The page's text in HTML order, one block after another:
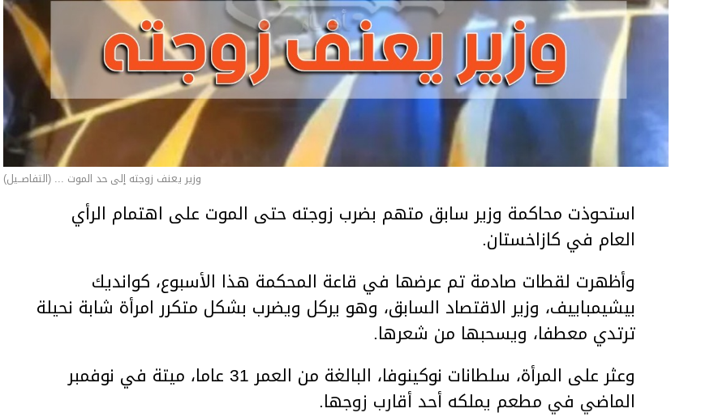
وزير يعنف زوجته إلى حد الموت ... (التفاصــيل)
استحوذت محاكمة وزير سابق متهم بضرب زوجته حتى الموت على اهتمام الرأي
العام في كازاخستان.
وأظهرت لقطات صادمة تم عرضها في قاعة المحكمة هذا الأسبوع، كوانديك
بيشيمباييف، وزير الاقتصاد السابق، وهو يركل ويضرب بشكل متكرر امرأة شابة نحيلة
ترتدي معطفا، ويسحبها من شعرها.
وعثر على المرأة، سلطانات نوكينوفا، البالغة من العمر 31 عاما، ميتة في نوفمبر
الماضي في مطعم يملكه أحد أقارب زوجها.